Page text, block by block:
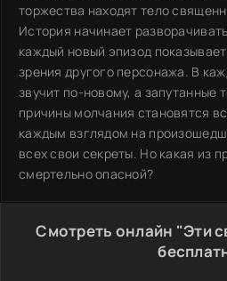
торжества находят тело
История начинает
каждый новый эпизод
зрения другого персонажа. В
звучит по-новому, а запутанные
причины молчания становятся
каждым взглядом на
всех свои секреты. Но какая из
смертельно опасной?
Смотреть онлайн "Эти